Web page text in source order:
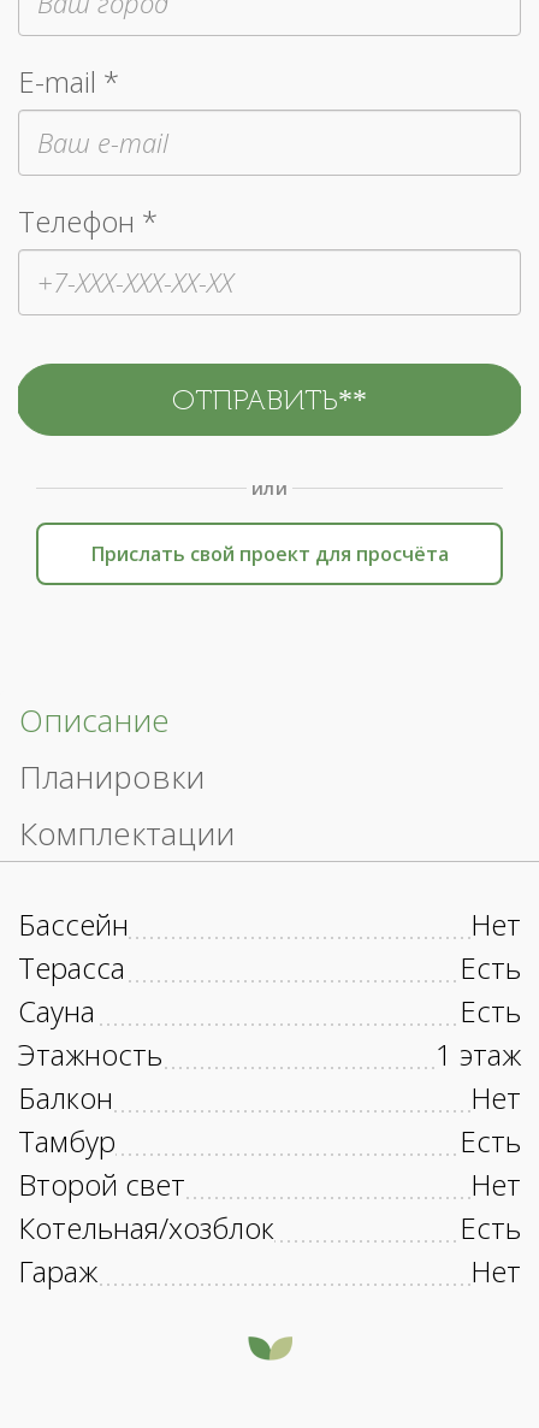
E-mail *
Телефон *
или
Прислать свой проект для просчёта
Описание
Планировки
Комплектации
Бассейн
Нет
Терасса
Есть
Сауна
Есть
Этажность
1 этаж
Балкон
Нет
Тамбур
Есть
Второй свет
Нет
Котельная/хозблок
Есть
Гараж
Нет